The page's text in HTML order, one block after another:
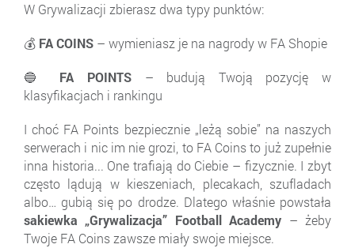
W Grywalizacji zbierasz dwa typy punktów:
💰 FA COINS – wymieniasz je na nagrody w FA Shopie
🔵 FA POINTS – budują Twoją pozycję w
klasyfikacjach i rankingu
I choć FA Points bezpiecznie „leżą sobie” na naszych
serwerach i nic im nie grozi, to FA Coins to już zupełnie
inna historia... One trafiają do Ciebie – fizycznie. I zbyt
często lądują w kieszeniach, plecakach, szufladach
albo… gubią się po drodze. Dlatego właśnie powstała
sakiewka „Grywalizacja” Football Academy – żeby
Twoje FA Coins zawsze miały swoje miejsce.